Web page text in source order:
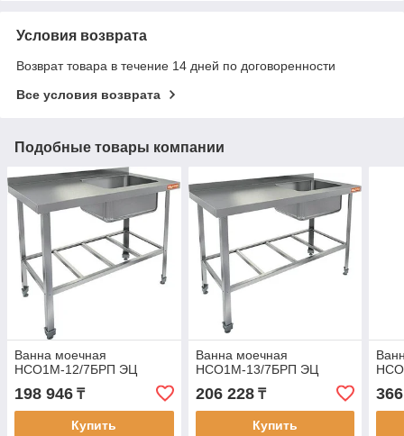
Условия возврата
Возврат товара в течение 14 дней по договоренности
Все условия возврата
Подобные товары компании
Ванна моечная
НСО1М-12/7БРП ЭЦ
198 946 ₸
Купить
Ванна моечная
НСО1М-13/7БРП ЭЦ
206 228₸
Купить